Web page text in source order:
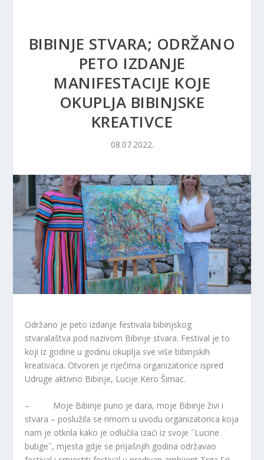
BIBINJE STVARA; ODRŽANO
PETO IZDANJE
MANIFESTACIJE KOJE
OKUPLJA BIBINJSKE
KREATIVCE
08.07.2022.
Održano je peto izdanje festivala bibinjskog
stvaralaštva pod nazivom Bibinje stvara. Festival je to
koji iz godine u godinu okuplja sve više bibinjskih
kreativaca. Otvoren je riječima organizatorice ispred
Udruge aktivno Bibinje, Lucije Kero Šimac.
– Moje Bibinje puno je dara, moje Bibinje živi i
stvara – poslužila se rimom u uvodu organizatorica koja
nam je otkrila kako je odlučila izaći iz svoje ˝Lucine
butige˝, mjesta gdje se prijašnjih godina održavao